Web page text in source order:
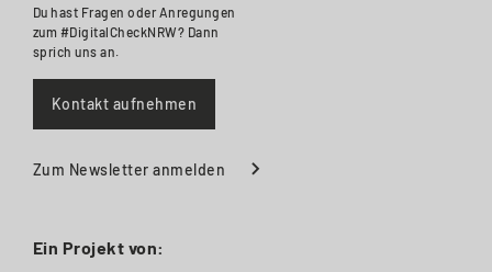
Ein Projekt von:
Du hast Fragen oder Anregungen
zum #DigitalCheckNRW? Dann
sprich uns an.
Kontakt aufnehmen
Zum Newsletter anmelden